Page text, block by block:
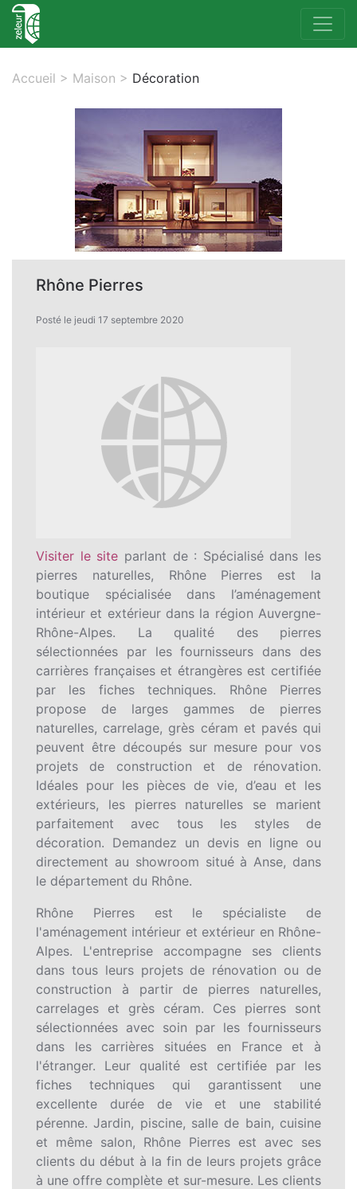
Accueil > Maison > Décoration
Rhône Pierres
Posté le jeudi 17 septembre 2020
Visiter le site parlant de : Spécialisé dans les
pierres naturelles, Rhône Pierres est la
boutique spécialisée dans l’aménagement
intérieur et extérieur dans la région Auvergne-
Rhône-Alpes. La qualité des pierres
sélectionnées par les fournisseurs dans des
carrières françaises et étrangères est certifiée
par les fiches techniques. Rhône Pierres
propose de larges gammes de pierres
naturelles, carrelage, grès céram et pavés qui
peuvent être découpés sur mesure pour vos
projets de construction et de rénovation.
Idéales pour les pièces de vie, d’eau et les
extérieurs, les pierres naturelles se marient
parfaitement avec tous les styles de
décoration. Demandez un devis en ligne ou
directement au showroom situé à Anse, dans
le département du Rhône.
Rhône Pierres est le spécialiste de
l'aménagement intérieur et extérieur en Rhône-
Alpes. L'entreprise accompagne ses clients
dans tous leurs projets de rénovation ou de
construction à partir de pierres naturelles,
carrelages et grès céram. Ces pierres sont
sélectionnées avec soin par les fournisseurs
dans les carrières situées en France et à
l'étranger. Leur qualité est certifiée par les
fiches techniques qui garantissent une
excellente durée de vie et une stabilité
pérenne. Jardin, piscine, salle de bain, cuisine
et même salon, Rhône Pierres est avec ses
clients du début à la fin de leurs projets grâce
à une offre complète et sur-mesure. Les clients